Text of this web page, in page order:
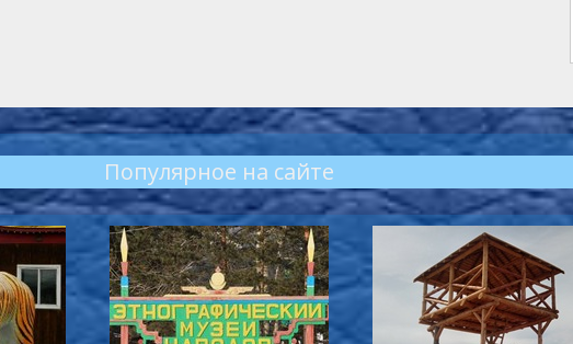
Популярное на сайте